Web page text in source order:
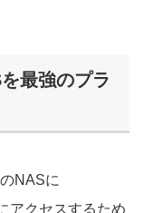
最強のプラ
NASに
アクセスするため